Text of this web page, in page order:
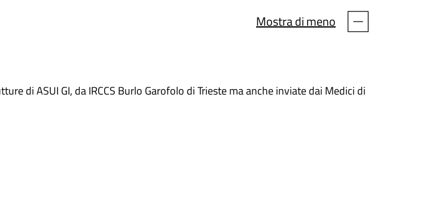
Mostra di meno
di ASUI GI, da IRCCS Burlo Garofolo di Trieste ma anche inviate dai Medici di